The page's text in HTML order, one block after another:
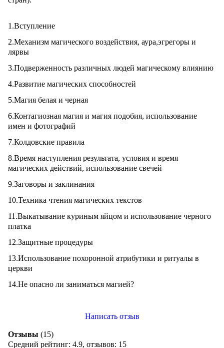
1.Вступление
2.Механизм магического воздействия, аура,эгрегоры и
лярвы
3.Подверженность различных людей магическому влиянию
4.Развитие магических способностей
5.Магия белая и черная
6.Контагиозная магия и магия подобия, использование
имен и фотографий
7.Колдовские правила
8.Время наступления результата, условия и время
магических действий, использование свечей
9.Заговоры и заклинания
10.Техника чтения магических текстов
11.Выкатывание куриным яйцом и использование черного
платка
12.Защитные процедуры
13.Использование похоронной атрибутики и ритуалы в
церкви
14.Не опасно ли заниматься магией?
Написать отзыв
Отзывы (15)
Средний рейтинг: 4.9, отзывов: 15